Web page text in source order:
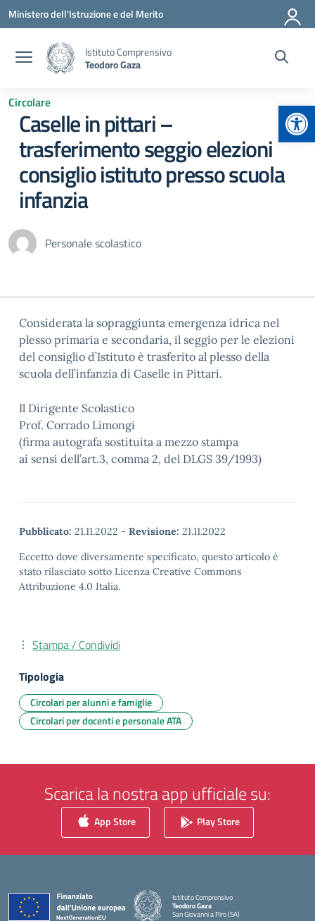
Vai ai contenuti
Vai al menu di navigazione
Vai al footer
Ministero dell'Istruzione e del Merito
Istituto Comprensivo
Teodoro Gaza
Circolare
Caselle in pittari –
trasferimento seggio elezioni
consiglio istituto presso scuola
infanzia
Personale scolastico
Considerata la sopraggiunta emergenza idrica nel
plesso primaria e secondaria, il seggio per le elezioni
del consiglio d’Istituto è trasferito al plesso della
scuola dell’infanzia di Caselle in Pittari.
Il Dirigente Scolastico
Prof. Corrado Limongi
(firma autografa sostituita a mezzo stampa
ai sensi dell’art.3, comma 2, del DLGS 39/1993)
Pubblicato: 21.11.2022 - Revisione: 21.11.2022
Eccetto dove diversamente specificato, questo articolo è
stato rilasciato sotto Licenza Creative Commons
Attribuzione 4.0 Italia.
Stampa / Condividi
Tipologia
Circolari per alunni e famiglie
Circolari per docenti e personale ATA
Scarica la nostra app ufficiale su:
App Store Play Store
Istituto Comprensivo
Teodoro Gaza
San Giovanni a Piro (SA)